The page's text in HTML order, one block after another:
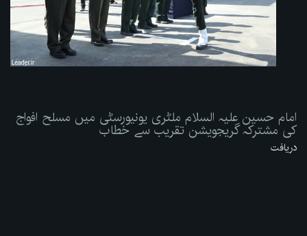
امام حسین علیہ السلام ملٹری یونیورسٹی میں مسلح افواج
کی مشترکہ گریجویشن تقریب سے خطاب
دریافت